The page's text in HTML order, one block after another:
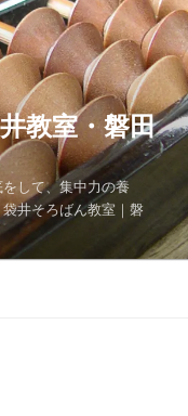
教室・磐田
して、集中力の養
井そろばん教室｜磐